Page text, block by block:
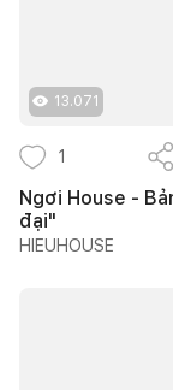
13.071
1
Ngơi House -
đại"
HIEUHOUSE